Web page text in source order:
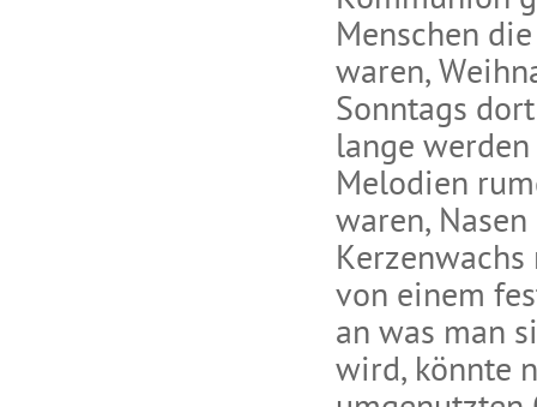
Menschen
waren,
Sonntags
lange
Melodien
waren,
von einem
an was man
wird, könnte